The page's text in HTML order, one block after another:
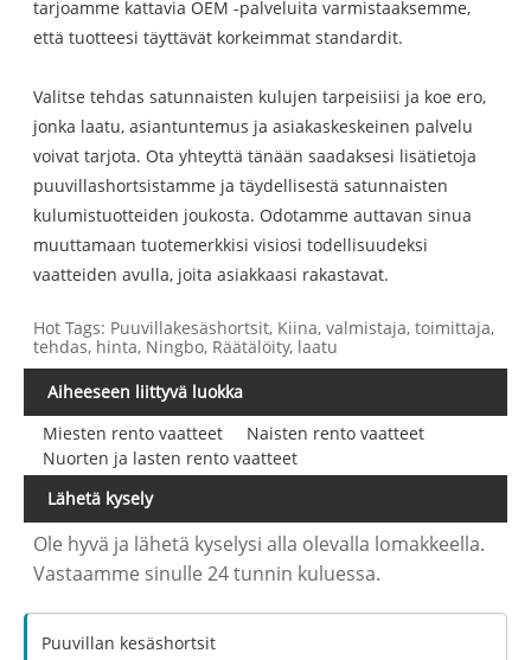
tarjoamme kattavia OEM -palveluita varmistaaksemme,
että tuotteesi täyttävät korkeimmat standardit.
Valitse tehdas satunnaisten kulujen tarpeisiisi ja koe ero,
jonka laatu, asiantuntemus ja asiakaskeskeinen palvelu
voivat tarjota. Ota yhteyttä tänään saadaksesi lisätietoja
puuvillashortsistamme ja täydellisestä satunnaisten
kulumistuotteiden joukosta. Odotamme auttavan sinua
muuttamaan tuotemerkkisi visiosi todellisuudeksi
vaatteiden avulla, joita asiakkaasi rakastavat.
Hot Tags: Puuvillakesäshortsit, Kiina, valmistaja, toimittaja,
tehdas, hinta, Ningbo, Räätälöity, laatu
Aiheeseen liittyvä luokka
Miesten rento vaatteet
Naisten rento vaatteet
Nuorten ja lasten rento vaatteet
Lähetä kysely
Ole hyvä ja lähetä kyselysi alla olevalla lomakkeella.
Vastaamme sinulle 24 tunnin kuluessa.